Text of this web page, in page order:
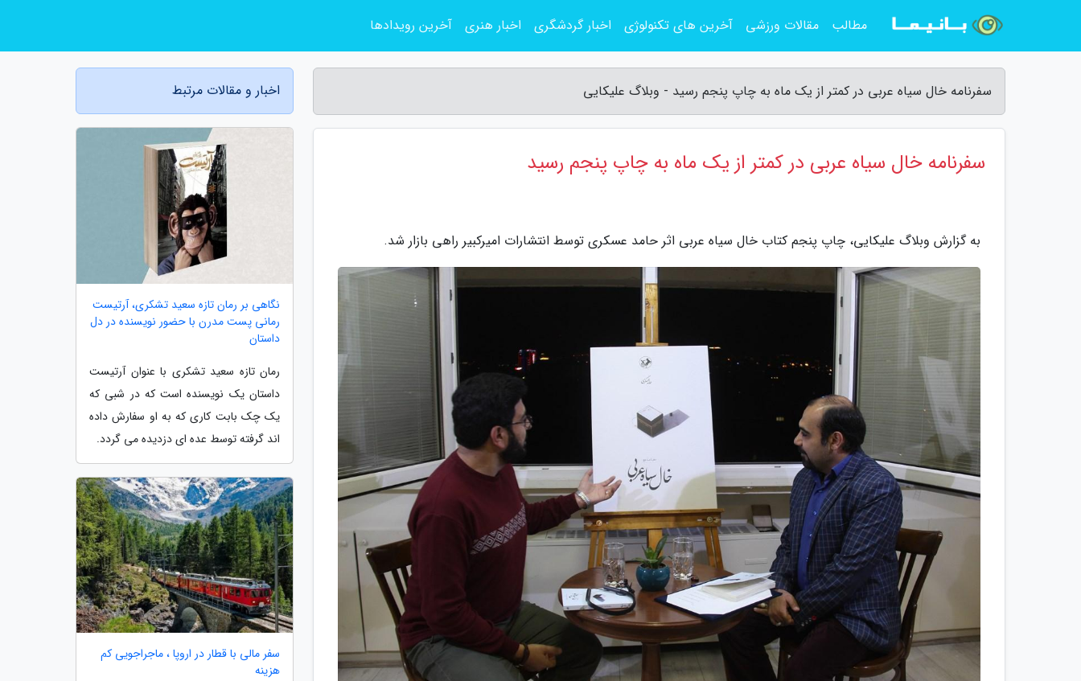
سفرنامه خال سیاه عربی در کمتر از یک ماه به چاپ پنجم رسید - وبلاگ علیکایی
سفرنامه خال سیاه عربی در کمتر از یک ماه به چاپ پنجم رسید
به گزارش وبلاگ علیکایی، چاپ پنجم کتاب خال سیاه عربی اثر حامد عسکری توسط انتشارات امیرکبیر راهی بازار شد.
اخبار و مقالات مرتبط
نگاهی بر رمان تازه سعید تشکری، آرتیست
رمانی پست مدرن با حضور نویسنده در دل
داستان
رمان تازه سعید تشکری با عنوان آرتیست
داستان یک نویسنده است که در شبی که
یک چک بابت کاری که به او سفارش داده
اند گرفته توسط عده ای دزدیده می گردد.
سفر مالی با قطار در اروپا ، ماجراجویی کم
هزینه
مطالب مقالات ورزشی آخرین های تکنولوژی اخبار گردشگری اخبار هنری آخرین رویدادها